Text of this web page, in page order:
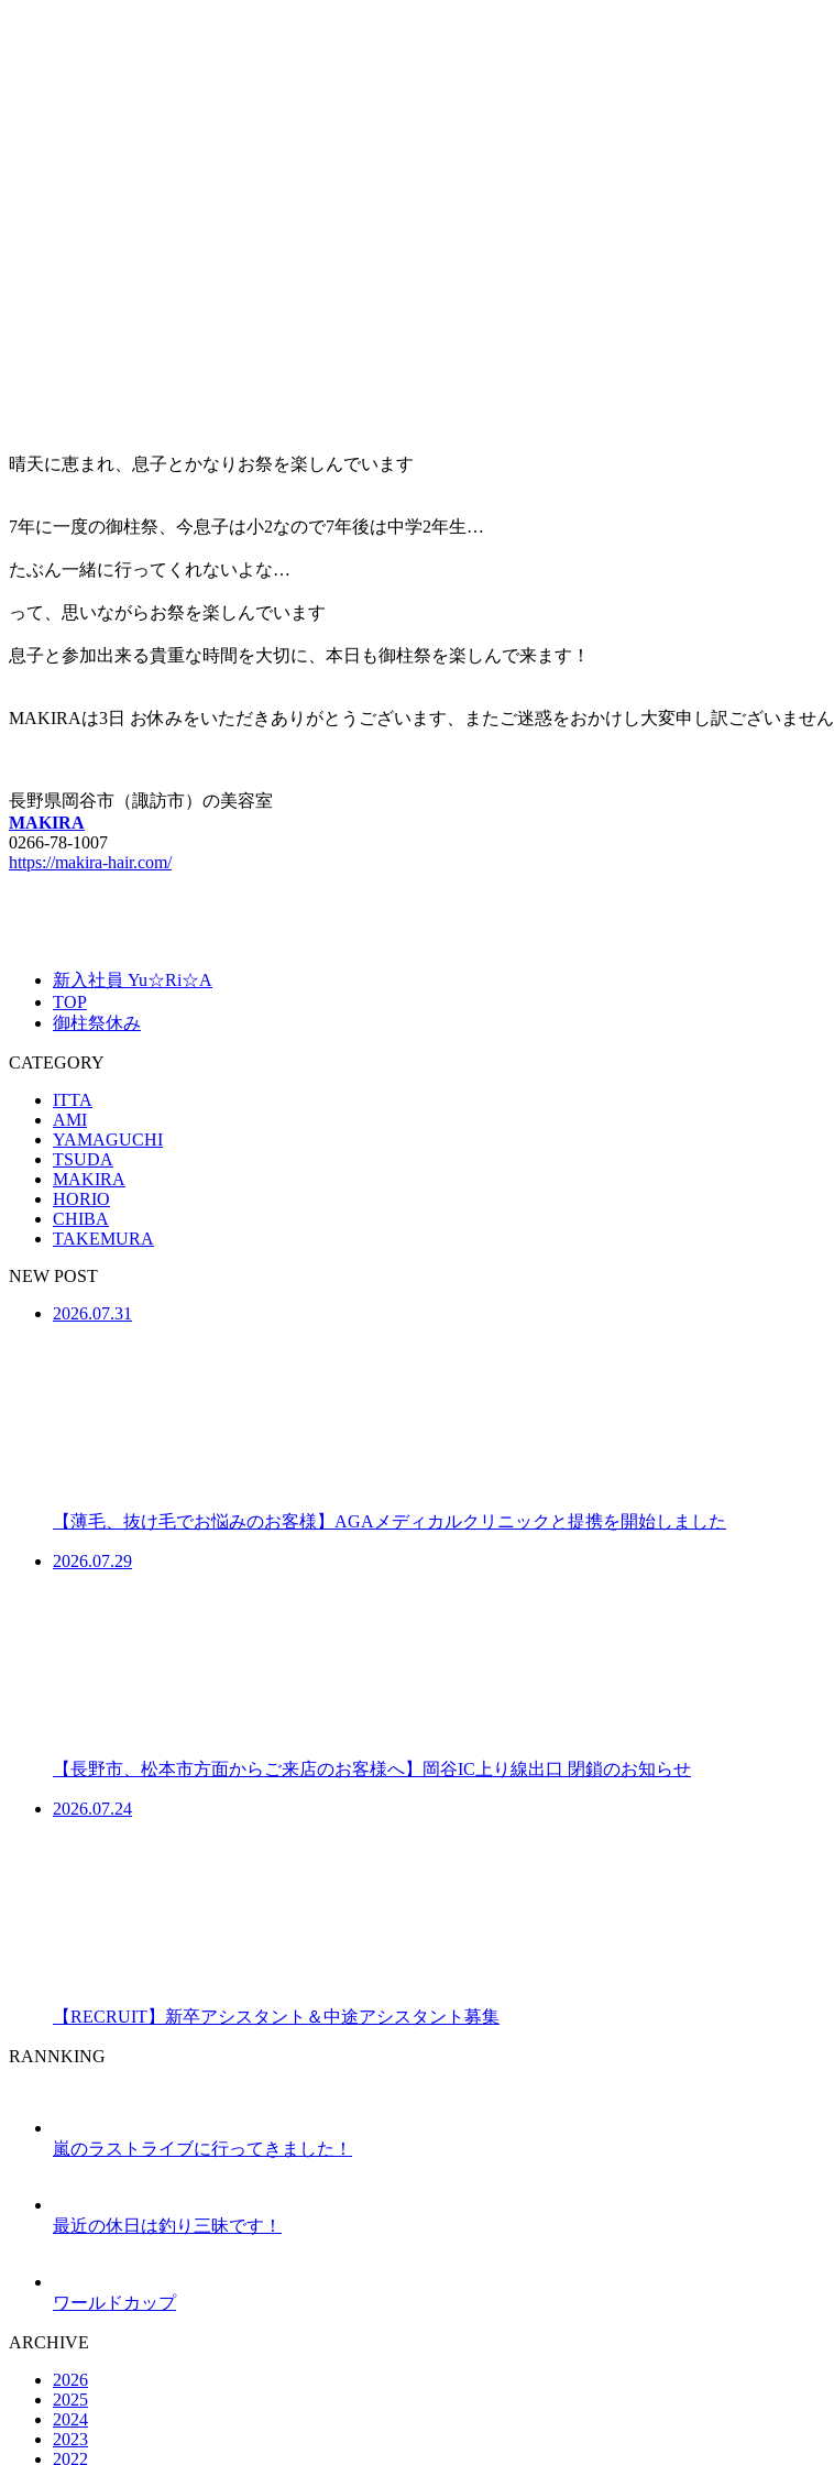
晴天に恵まれ、息子とかなりお祭を楽しんでいます
7年に一度の御柱祭、今息子は小2なので7年後は中学2年生…
たぶん一緒に行ってくれないよな…
って、思いながらお祭を楽しんでいます
息子と参加出来る貴重な時間を大切に、本日も御柱祭を楽しんで来ます！
MAKIRAは3日 お休みをいただきありがとうございます、またご迷惑をおかけし大変申し訳ございません
長野県岡谷市（諏訪市）の美容室
MAKIRA
0266-78-1007
https://makira-hair.com/
新入社員 Yu☆Ri☆A
TOP
御柱祭休み
CATEGORY
ITTA
AMI
YAMAGUCHI
TSUDA
MAKIRA
HORIO
CHIBA
TAKEMURA
NEW POST
2026.07.31
【薄毛、抜け毛でお悩みのお客様】AGAメディカルクリニックと提携を開始しました
2026.07.29
【長野市、松本市方面からご来店のお客様へ】岡谷IC上り線出口 閉鎖のお知らせ
2026.07.24
【RECRUIT】新卒アシスタント＆中途アシスタント募集
RANNKING
嵐のラストライブに行ってきました！
最近の休日は釣り三昧です！
ワールドカップ
ARCHIVE
2026
2025
2024
2023
2022